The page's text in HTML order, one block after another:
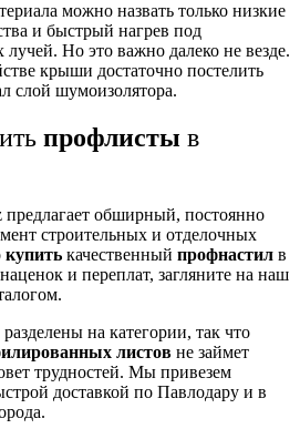
можно назвать только низкие
и быстрый нагрев под
Но это важно далеко не везде.
крыши достаточно постелить
слой шумоизолятора.
профлисты в
обширный, постоянно
строительных и отделочных
купить качественный профнастил в
и переплат, загляните на наш
на категории, так что
листов не займет
трудностей. Мы привезем
доставкой по Павлодару и в